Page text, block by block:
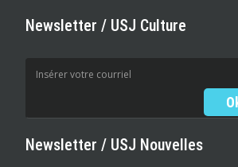
Newsletter / USJ Culture
Newsletter / USJ Nouvelles